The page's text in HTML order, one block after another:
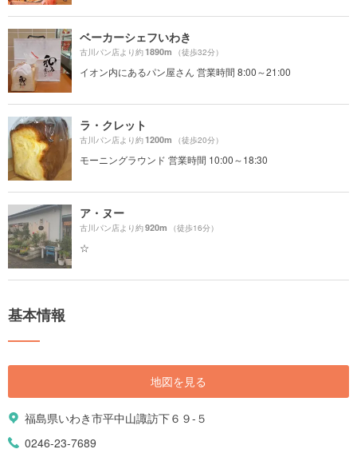
ベーカーシェフいわき
古川パン店より約1890m （徒歩32分）
イオン内にあるパン屋さん 営業時間 8:00～21:00
ラ・クレット
古川パン店より約1200m （徒歩20分）
モーニングラウンド 営業時間 10:00～18:30
ア・ヌー
古川パン店より約920m （徒歩16分）
☆
基本情報
地図を見る
福島県いわき市平中山諏訪下６９-５
0246-23-7689